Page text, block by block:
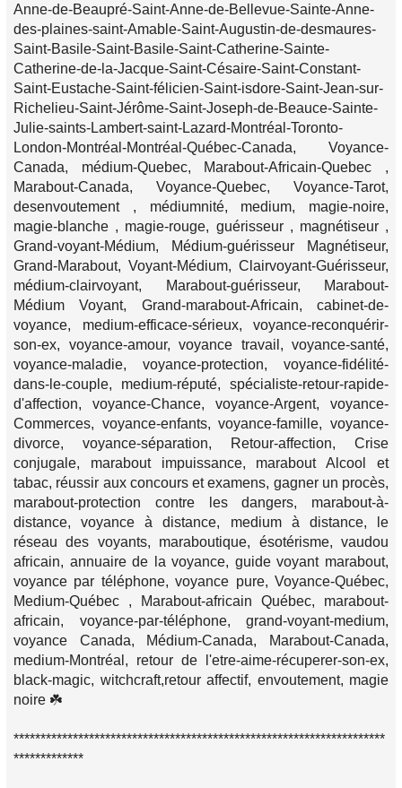
Anne-de-Beaupré-Saint-Anne-de-Bellevue-Sainte-Anne-
des-plaines-saint-Amable-Saint-Augustin-de-desmaures-
Saint-Basile-Saint-Basile-Saint-Catherine-Sainte-
Catherine-de-la-Jacque-Saint-Césaire-Saint-Constant-
Saint-Eustache-Saint-félicien-Saint-isdore-Saint-Jean-sur-
Richelieu-Saint-Jérôme-Saint-Joseph-de-Beauce-Sainte-
Julie-saints-Lambert-saint-Lazard-Montréal-Toronto-
London-Montréal-Montréal-Québec-Canada, Voyance-
Canada, médium-Quebec, Marabout-Africain-Quebec ,
Marabout-Canada, Voyance-Quebec, Voyance-Tarot,
desenvoutement , médiumnité, medium, magie-noire,
magie-blanche , magie-rouge, guérisseur , magnétiseur ,
Grand-voyant-Médium, Médium-guérisseur Magnétiseur,
Grand-Marabout, Voyant-Médium, Clairvoyant-Guérisseur,
médium-clairvoyant, Marabout-guérisseur, Marabout-
Médium Voyant, Grand-marabout-Africain, cabinet-de-
voyance, medium-efficace-sérieux, voyance-reconquérir-
son-ex, voyance-amour, voyance travail, voyance-santé,
voyance-maladie, voyance-protection, voyance-fidélité-
dans-le-couple, medium-réputé, spécialiste-retour-rapide-
d'affection, voyance-Chance, voyance-Argent, voyance-
Commerces, voyance-enfants, voyance-famille, voyance-
divorce, voyance-séparation, Retour-affection, Crise
conjugale, marabout impuissance, marabout Alcool et
tabac, réussir aux concours et examens, gagner un procès,
marabout-protection contre les dangers, marabout-à-
distance, voyance à distance, medium à distance, le
réseau des voyants, maraboutique, ésotérisme, vaudou
africain, annuaire de la voyance, guide voyant marabout,
voyance par téléphone, voyance pure, Voyance-Québec,
Medium-Québec , Marabout-africain Québec, marabout-
africain, voyance-par-téléphone, grand-voyant-medium,
voyance Canada, Médium-Canada, Marabout-Canada,
medium-Montréal, retour de l'etre-aime-récuperer-son-ex,
black-magic, witchcraft,retour affectif, envoutement, magie
noire ☘️
*********************************************************************
*************